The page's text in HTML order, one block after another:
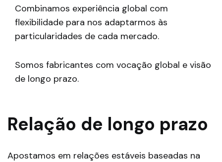
Combinamos experiência global com
flexibilidade para nos adaptarmos às
particularidades de cada mercado.
Somos fabricantes com vocação global e visão
de longo prazo.
Relação de longo prazo
Apostamos em relações estáveis baseadas na